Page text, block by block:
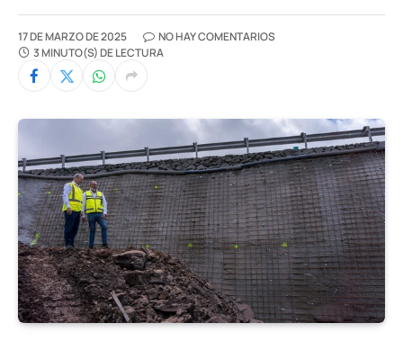
17 DE MARZO DE 2025
NO HAY COMENTARIOS
3 MINUTO(S) DE LECTURA